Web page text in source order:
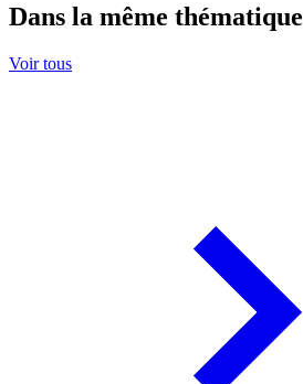
Dans la même thématique
Voir tous